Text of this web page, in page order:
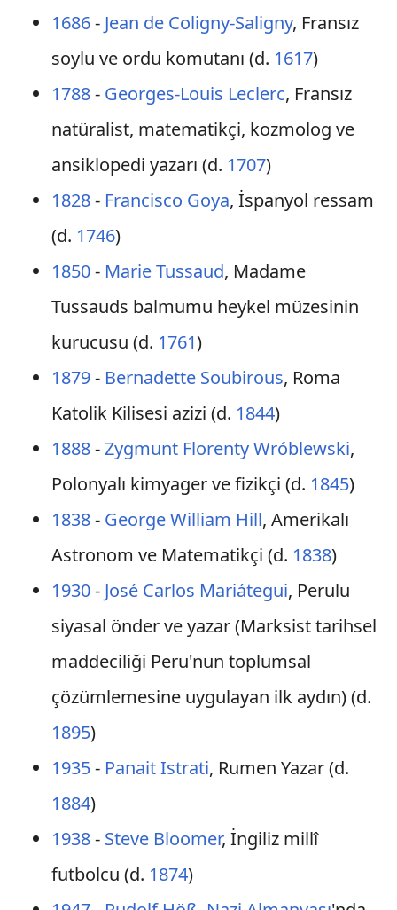
1686- Jean de Coligny-Saligny, Fransız
soylu ve ordu komutanı (d. 1617)
1788- Georges-Louis Leclerc, Fransız
natüralist, matematikçi, kozmolog ve
ansiklopedi yazarı (d. 1707)
1828- Francisco Goya, İspanyol ressam
(d. 1746)
1850- Marie Tussaud, Madame
Tussauds balmumu heykel müzesinin
kurucusu (d. 1761)
1879- Bernadette Soubirous, Roma
Katolik Kilisesi azizi (d. 1844)
1888-Zygmunt Florenty Wróblewski,
Polonyalı kimyager ve fizikçi (d. 1845)
1838- George William Hill, Amerikalı
Astronom ve Matematikçi (d. 1838)
1930- José Carlos Mariátegui, Perulu
siyasal önder ve yazar (Marksist tarihsel
maddeciliği Peru'nun toplumsal
çözümlemesine uygulayan ilk aydın) (d.
1895)
1935- Panait Istrati, Rumen Yazar (d.
1884)
1938- Steve Bloomer, İngiliz millî
futbolcu (d. 1874)